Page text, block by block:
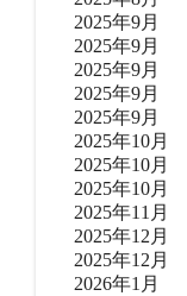
2025年9月
2025年9月
2025年9月
2025年9月
2025年9月
2025年10月
2025年10月
2025年10月
2025年11月
2025年12月
2025年12月
2026年1月